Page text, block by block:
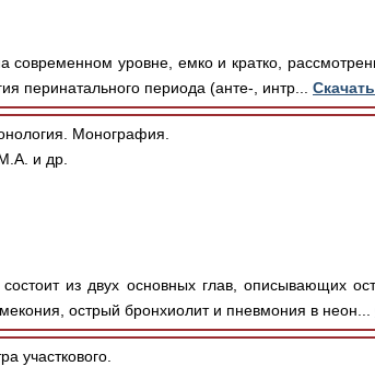
современном уровне, емко и кратко,
перинатального периода (анте-, интр...
Монография.
и др.
из двух основных глав, описывающих
острый бронхиолит и пневмония в неон...
участкового.